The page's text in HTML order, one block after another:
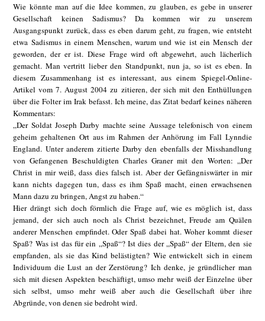
Wie könnte man auf die Idee kommen, zu glauben, es gebe in unserer
Gesellschaft keinen Sadismus? Da kommen wir zu unserem
Ausgangspunkt zurück, dass es eben darum geht, zu fragen, wie entsteht
etwa Sadismus in einem Menschen, warum und wie ist ein Mensch der
geworden, der er ist. Diese Frage wird oft abgewehrt, auch lächerlich
gemacht. Man vertritt lieber den Standpunkt, nun ja, so ist es eben. In
diesem Zusammenhang ist es interessant, aus einem Spiegel-Online-
Artikel vom 7. August 2004 zu zitieren, der sich mit den Enthüllungen
über die Folter im Irak befasst. Ich meine, das Zitat bedarf keines näheren
Kommentars:
„Der Soldat Joseph Darby machte seine Aussage telefonisch von einem
geheim gehaltenen Ort aus im Rahmen der Anhörung im Fall Lynndie
England. Unter anderem zitierte Darby den ebenfalls der Misshandlung
von Gefangenen Beschuldigten Charles Graner mit den Worten: „Der
Christ in mir weiß, dass dies falsch ist. Aber der Gefängniswärter in mir
kann nichts dagegen tun, dass es ihm Spaß macht, einen erwachsenen
Mann dazu zu bringen, Angst zu haben.“
Hier drängt sich doch förmlich die Frage auf, wie es möglich ist, dass
jemand, der sich auch noch als Christ bezeichnet, Freude am Quälen
anderer Menschen empfindet. Oder Spaß dabei hat. Woher kommt dieser
Spaß? Was ist das für ein „Spaß“? Ist dies der „Spaß“ der Eltern, den sie
empfanden, als sie das Kind belästigten? Wie entwickelt sich in einem
Individuum die Lust an der Zerstörung? Ich denke, je gründlicher man
sich mit diesen Aspekten beschäftigt, umso mehr weiß der Einzelne über
sich selbst, umso mehr weiß aber auch die Gesellschaft über ihre
Abgründe, von denen sie bedroht wird.